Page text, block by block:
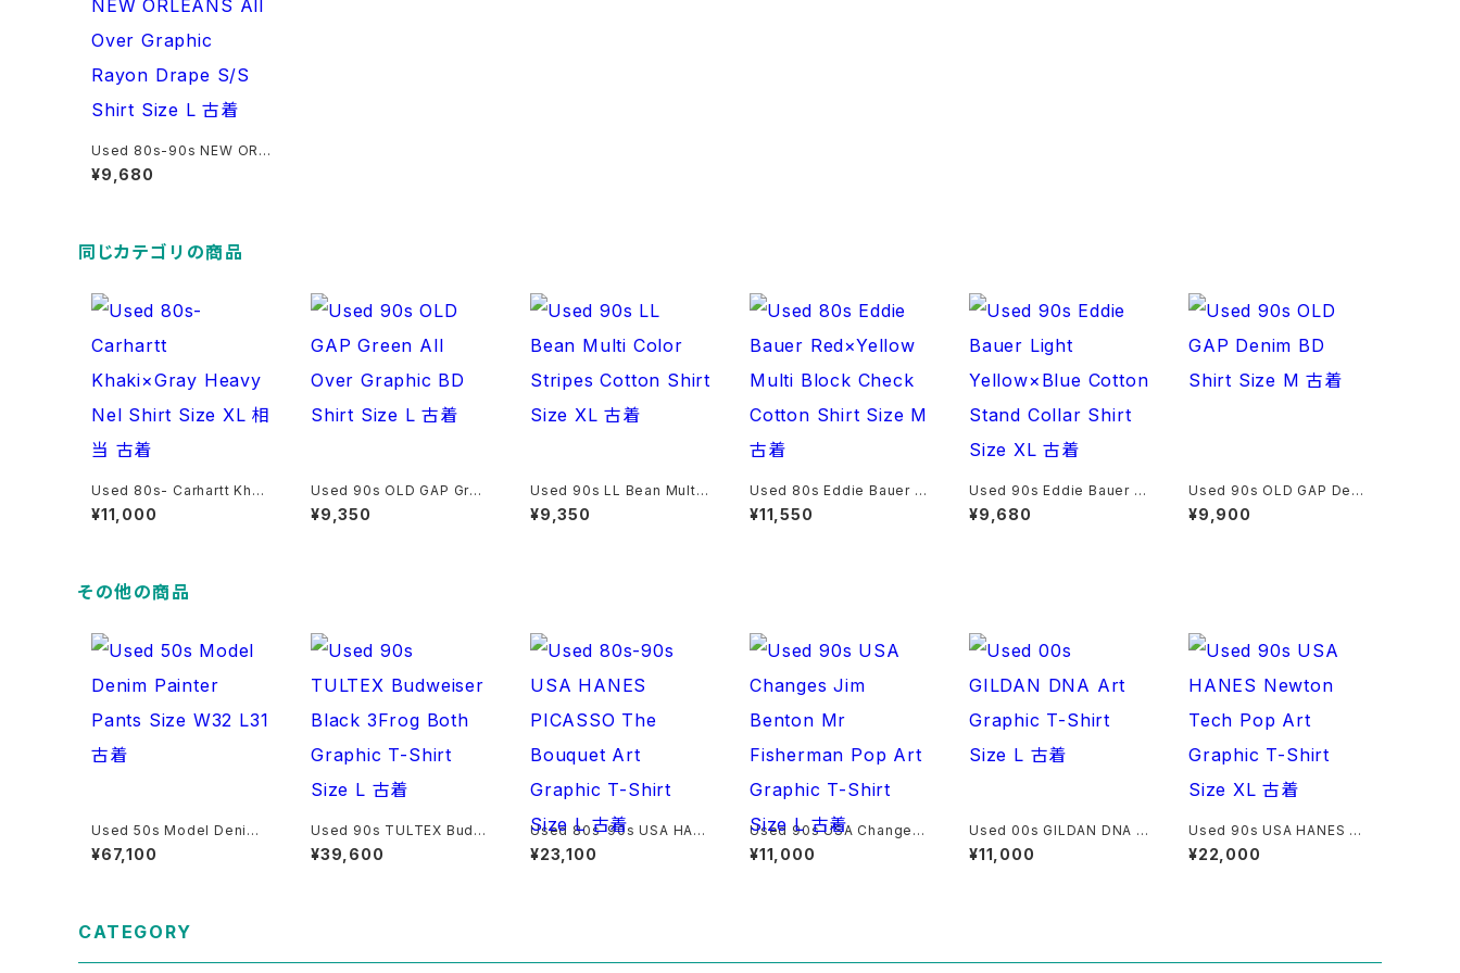
Used 80s-90s NEW ORL
EANS All Over Graphic R
ayon Drape S/S Shirt Siz
¥9,680
同じカテゴリの商品
Used 80s- Carhartt Khak
i×Gray Heavy Nel Shirt Si
ze XL 相当 古着
¥11,000
Used 90s OLD GAP Gree
n All Over Graphic BD Shi
rt Size L 古着
¥9,350
Used 90s LL Bean Multi
Color Stripes Cotton Shir
t Size XL 古着
¥9,350
Used 80s Eddie Bauer R
ed×Yellow Multi Block C
heck Cotton Shirt Size M
¥11,550
Used 90s Eddie Bauer Li
ght Yellow×Blue Cotton
Stand Collar Shirt Size X
¥9,680
Used 90s OLD GAP Deni
m BD Shirt Size M 古着
¥9,900
その他の商品
Used 50s Model Denim
Painter Pants Size W32 L
31 古着
¥67,100
Used 90s TULTEX Budw
eiser Black 3Frog Both G
raphic T-Shirt Size L 古着
¥39,600
Used 80s-90s USA HAN
ES PICASSO The Bouque
t Art Graphic T-Shirt Size
¥23,100
Used 90s USA Changes
Jim Benton Mr Fisherma
n Pop Art Graphic T-Shirt
¥11,000
Used 00s GILDAN DNA A
rt Graphic T-Shirt Size L
古着
¥11,000
Used 90s USA HANES N
ewton Tech Pop Art Grap
hic T-Shirt Size XL 古着
¥22,000
CATEGORY